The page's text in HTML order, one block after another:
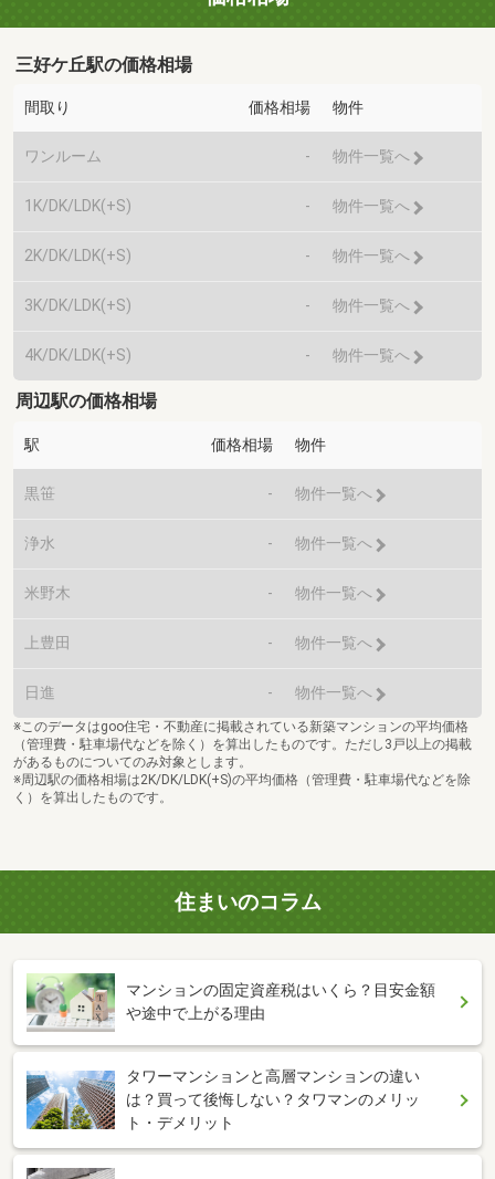
三好ケ丘駅の価格相場
間取り 価格相場 物件
ワンルーム - 物件一覧へ
1K/DK/LDK(+S) - 物件一覧へ
2K/DK/LDK(+S) - 物件一覧へ
3K/DK/LDK(+S) - 物件一覧へ
4K/DK/LDK(+S) - 物件一覧へ
周辺駅の価格相場
駅 価格相場 物件
黒笹 - 物件一覧へ
浄水 - 物件一覧へ
米野木 - 物件一覧へ
上豊田 - 物件一覧へ
日進 - 物件一覧へ
※このデータはgoo住宅・不動産に掲載されている新築マンションの平均価格
（管理費・駐車場代などを除く）を算出したものです。ただし3戸以上の掲載
があるものについてのみ対象とします。
※周辺駅の価格相場は2K/DK/LDK(+S)の平均価格（管理費・駐車場代などを除
く）を算出したものです。
住まいのコラム
マンションの固定資産税はいくら？目安金額
や途中で上がる理由
タワーマンションと高層マンションの違い
は？買って後悔しない？タワマンのメリッ
ト・デメリット